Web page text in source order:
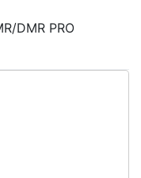
DMR PRO